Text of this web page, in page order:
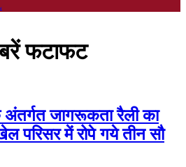
फटाफट
अंतर्गत जागरूकता रैली का
परिसर में रोपे गये तीन सौ